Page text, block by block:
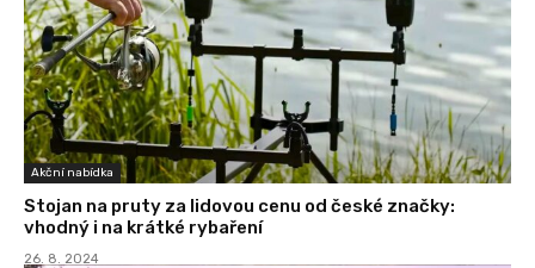
Akční nabídka
Stojan na pruty za lidovou cenu od české značky:
vhodný i na krátké rybaření
26. 8. 2024